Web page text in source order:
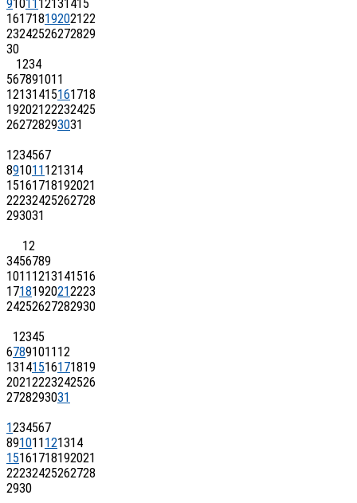
91011 12131415
16171819202122
23242526272829
30
1234
567891011
12131415161718
19202122232425
262728293031
1234567
891011121314
15161718192021
22232425262728
293031
12
3456789
10111213141516
17181920212223
24252627282930
12345
6789101112
13141516171819
20212223242526
2728293031
1234567
891011121314
15161718192021
22232425262728
2930